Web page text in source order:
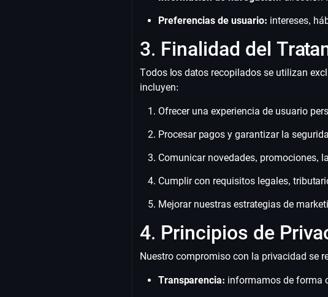
Preferencias de usuario: intereses,
3. Finalidad del
Todos los datos recopilados se utilizan
incluyen:
Ofrecer una experiencia de usuario
Procesar pagos y garantizar la
Comunicar novedades, promociones,
Cumplir con requisitos legales,
Mejorar nuestras estrategias de
4. Principios de
Nuestro compromiso con la privacidad se
Transparencia: informamos de forma